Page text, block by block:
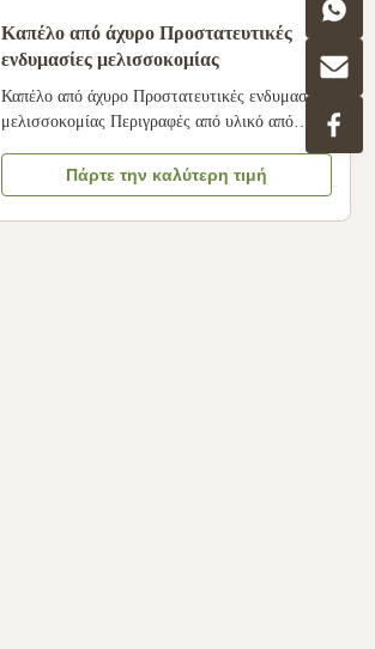
Καπέλο από άχυρο Προστατευτικές
ενδυμασίες μελισσοκομίας
Καπέλο από άχυρο Προστατευτικές ενδυμασίες
μελισσοκομίας Περιγραφές από υλικό από
άχυρο Καπέλα μελισσοκόμου: Έχουμε πολλούς
διαφορετικούς τύπους αεριωθούμενων,
ρυθμιζόμενων κράνων, είμαστε βέβαιοι ότι θα
βρείτε ότι τα καπέλα των μελισσοκόμων μας
Πάρτε την καλύτερη τιμή